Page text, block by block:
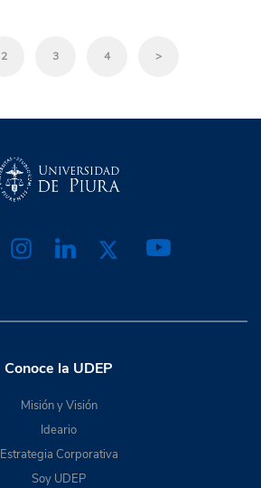
2 3 4 >
Conoce la UDEP
Misión y Visión
Ideario
Estrategia Corporativa
Soy UDEP